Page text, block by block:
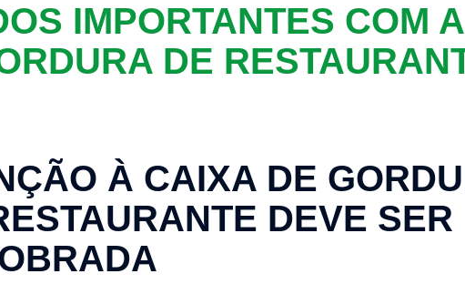
IMPORTANTES COM
DE
À CAIXA DE
DEVE SER